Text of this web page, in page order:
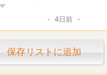
バイク通勤可
CoCo壱番屋
4日前
保存リストに追加